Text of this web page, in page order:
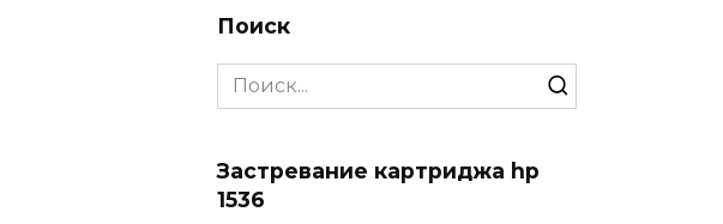
Поиск
Search
for:
Застревание картриджа hp
1536